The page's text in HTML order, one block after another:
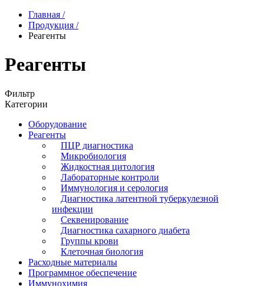
Главная /
Продукция /
Реагенты
Реагенты
Фильтр
Категории
Оборудование
Реагенты
ПЦР диагностика
Микробиология
Жидкостная цитология
Лабораторные контроли
Иммунология и серология
Диагностика латентной туберкулезной
инфекции
Секвенирование
Диагностика сахарного диабета
Группы крови
Клеточная биология
Расходные материалы
Программное обеспечение
Иммунохимия